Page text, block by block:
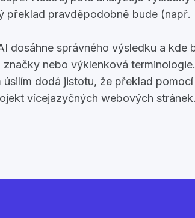
překlad pravděpodobně bude
dosáhne správného výsledku a kde
nebo výklenková
úsilím dodá jistotu, že překlad
vícejazyčných webových stránek.